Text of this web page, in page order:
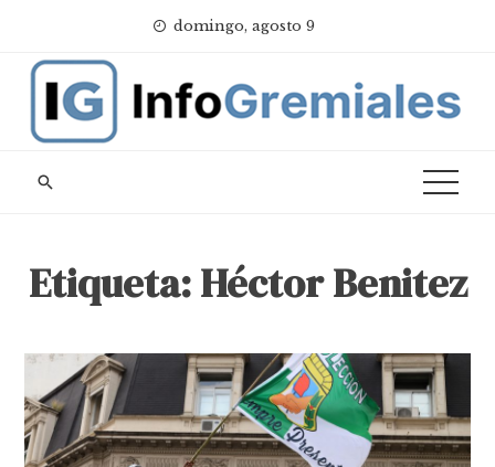
content
domingo, agosto 9
Etiqueta:Héctor Benitez